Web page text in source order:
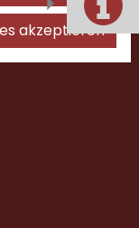
akzeptieren